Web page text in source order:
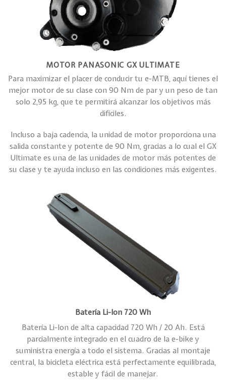
MOTOR PANASONIC GX ULTIMATE
Para maximizar el placer de conducir tu e-MTB, aquí tienes el
mejor motor de su clase con 90 Nm de par y un peso de tan
solo 2,95 kg, que te permitirá alcanzar los objetivos más
difíciles.
Incluso a baja cadencia, la unidad de motor proporciona una
salida constante y potente de 90 Nm, gracias a lo cual el GX
Ultimate es una de las unidades de motor más potentes de
su clase y te ayuda incluso en las condiciones más exigentes.
Batería Li-Ion 720 Wh
Batería Li-Ion de alta capacidad 720 Wh / 20 Ah. Está
parcialmente integrado en el cuadro de la e-bike y
suministra energía a todo el sistema. Gracias al montaje
central, la bicicleta eléctrica está perfectamente equilibrada,
estable y fácil de manejar.